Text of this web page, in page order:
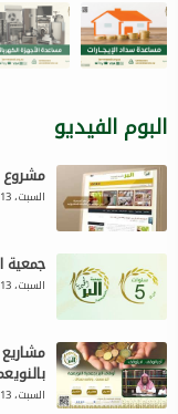
البوم الفيديو
مشروع
السبت، 13 سبتمبر 2025
جمعية البر
السبت، 13 سبتمبر 2025
السبت، 13 سبتمبر 2025